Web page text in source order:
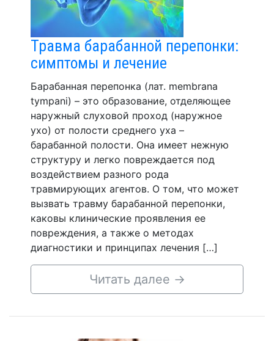
Травма барабанной перепонки:
симптомы и лечение
Барабанная перепонка (лат. membrana
tympani) – это образование, отделяющее
наружный слуховой проход (наружное
ухо) от полости среднего уха –
барабанной полости. Она имеет нежную
структуру и легко повреждается под
воздействием разного рода
травмирующих агентов. О том, что может
вызвать травму барабанной перепонки,
каковы клинические проявления ее
повреждения, а также о методах
диагностики и принципах лечения […]
Читать далее →